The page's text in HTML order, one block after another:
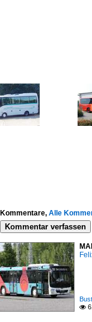
Kommentare, Alle
Kommentar verfassen
